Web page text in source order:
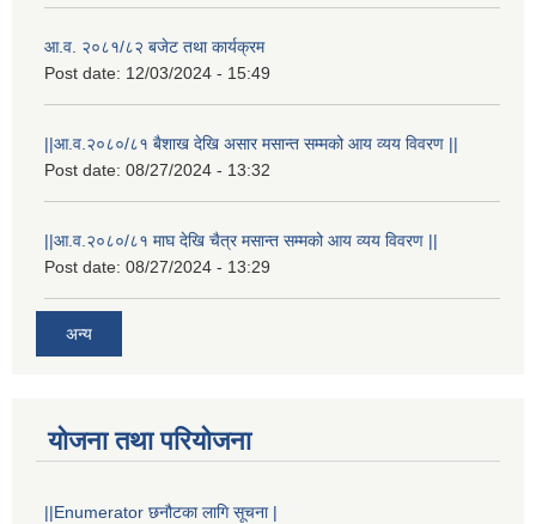
आ.व. २०८१/८२ बजेट तथा कार्यक्रम
Post date: 12/03/2024 - 15:49
||आ.व.२०८०/८१ बैशाख देखि असार मसान्त सम्मको आय व्यय विवरण ||
Post date: 08/27/2024 - 13:32
||आ.व.२०८०/८१ माघ देखि चैत्र मसान्त सम्मको आय व्यय विवरण ||
Post date: 08/27/2024 - 13:29
अन्य
योजना तथा परियोजना
||Enumerator छनौटका लागि सूचना |